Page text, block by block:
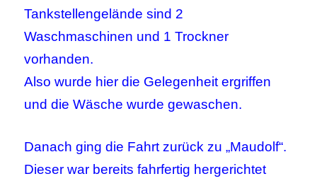
Tankstellengelände sind 2
Waschmaschinen und 1 Trockner
vorhanden.
Also wurde hier die Gelegenheit ergriffen
und die Wäsche wurde gewaschen.
Danach ging die Fahrt zurück zu „Maudolf“.
Dieser war bereits fahrfertig hergerichtet